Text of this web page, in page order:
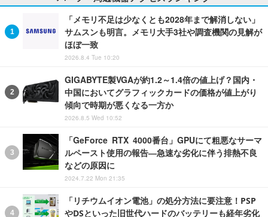
「メモリ不足は少なくとも2028年まで解消しない」
サムスンも明言。メモリ大手3社や調査機関の見解が
ほぼ一致
2026.8.4 Tue 10:20
GIGABYTE製VGAが約1.2～1.4倍の値上げ？国内・
中国においてグラフィックカードの価格が値上がり
傾向で時期が悪くなる一方か
2026.8.5 Wed 10:52
「GeForce RTX 4000番台」GPUにて粗悪なサーマ
ルペースト使用の報告―急速な劣化に伴う排熱不良
などの原因に
2024.7.22 Mon 21:35
「リチウムイオン電池」の処分方法に要注意！PSP
やDSといった旧世代ハードのバッテリーも経年劣化